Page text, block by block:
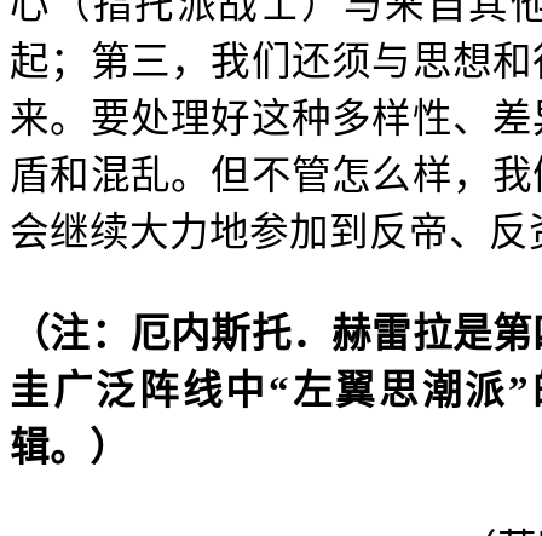
起；第三，我们还须与思想
来。要处理好这种多样性、
盾和混乱。但不管怎么样，
会继续大力地参加到反帝、
（注：厄内斯托．赫雷拉是
圭广泛阵线中“左翼思潮派
辑。）